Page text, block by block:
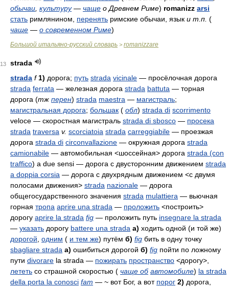
обычаи культуру — чаще о Древнем Риме) romanizz arsi
стать римлянином, перенять римские обычаи, язык и т.п. (
чаще — о современном Риме)
Большой итальяно-русский словарь > romanizzare
13
strada
strada f 1) дорога; путь strada vicinale — просёлочная дорога
strada ferrata — железная дорога strada battuta — торная
дорога (тж перен) strada maestra — магистраль;
магистральная дорога; большак ( обл) strada di scorrimento
veloce — скоростная магистраль strada di sbosco — просека
strada traversa v. scorciatoia strada carreggiabile — проезжая
дорога strada di circonvallazione — окружная дорога strada
camionabile — автомобильная <шоссейная> дорога strada (con
traffico) a due sensi — дорога с двусторонним движением strada
a doppia corsia — дорога с двухрядным движением <с двумя
полосами движения> strada nazionale — дорога
общегосударственного значения strada mulattiera — вьючная
горная тропа aprire una strada — проложить <построить>
дорогу aprire la strada fig — проложить путь insegnare la strada
— указать дорогу battere una strada а) ходить одной (и той же)
дорогой одним ( и тем же) путём б) fig бить в одну точку
sbagliare strada а) ошибиться дорогой б) fig пойти по ложному
пути divorare la strada — пожирать пространство <дорогу>,
лететь со страшной скоростью ( чаще об автомобиле) la strada
della porta la conosci fam — ~ вот Бог, а вот порог 2) дорога,